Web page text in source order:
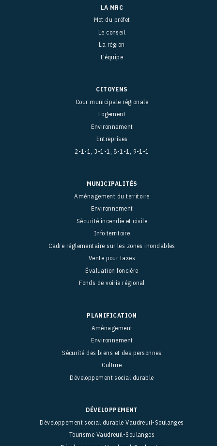
LA MRC
Mot du préfet
Le conseil
La région
L’équipe
CITOYENS
Cour municipale régionale
Logement
Environnement
Entreprises
2-1-1, 3-1-1, 8-1-1, 9-1-1
MUNICIPALITÉS
Aménagement du territoire
Environnement
Sécurité incendie et civile
Info territoire
Cadre réglementaire sur les zones inondables
Vente pour taxes
Évaluation foncière
Fonds de voirie régional
PLANIFICATION
Aménagement
Environnement
Sécurité des biens et des personnes
Culture
Développement social durable
DÉVELOPPEMENT
Développement social durable Vaudreuil-Soulanges
Tourisme Vaudreuil-Soulanges